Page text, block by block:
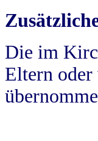
Die im
Eltern